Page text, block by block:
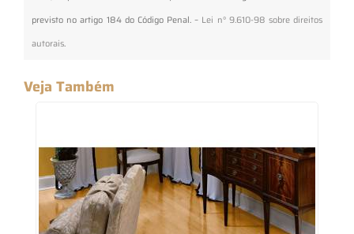
previsto no artigo 184 do Código Penal. – Lei n° 9.610-98 sobre direitos
autorais.
Veja Também